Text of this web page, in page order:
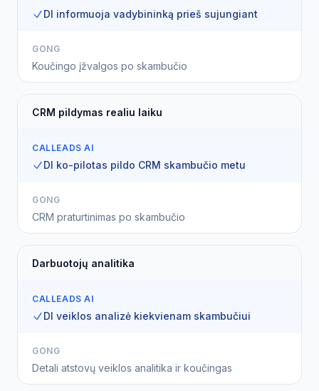
DI informuoja vadybininką prieš sujungiant
GONG
Koučingo įžvalgos po skambučio
CRM pildymas realiu laiku
CALLEADS AI
DI ko-pilotas pildo CRM skambučio metu
GONG
CRM praturtinimas po skambučio
Darbuotojų analitika
CALLEADS AI
DI veiklos analizė kiekvienam skambučiui
GONG
Detali atstovų veiklos analitika ir koučingas